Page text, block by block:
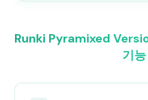
Runki Pyramixed
기능